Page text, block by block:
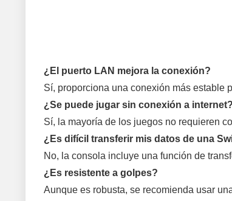
¿El puerto LAN mejora la conexión?
Sí, proporciona una conexión más estable
¿Se puede jugar sin conexión a internet?
Sí, la mayoría de los juegos no requieren
¿Es difícil transferir mis datos de una
No, la consola incluye una función de
¿Es resistente a golpes?
Aunque es robusta, se recomienda usar